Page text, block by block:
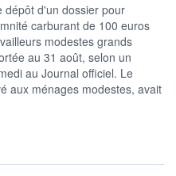
dépôt d'un dossier pour
carburant de 100 euros
modestes grands
au 31 août, selon un
au Journal officiel. Le
aux ménages modestes, avait